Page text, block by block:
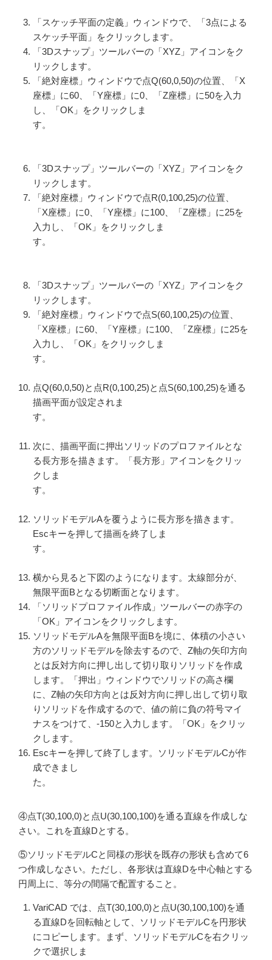
「スケッチ平面の定義」ウィンドウで、「3点による
スケッチ平面」をクリックします。
「3Dスナップ」ツールバーの「XYZ」アイコンをク
リックします。
「絶対座標」ウィンドウで点Q(60,0,50)の位置、「X
座標」に60、「Y座標」に0、「Z座標」に50を入力
し、「OK」をクリックしま
す。
「3Dスナップ」ツールバーの「XYZ」アイコンをク
リックします。
「絶対座標」ウィンドウで点R(0,100,25)の位置、
「X座標」に0、「Y座標」に100、「Z座標」に25を
入力し、「OK」をクリックしま
す。
「3Dスナップ」ツールバーの「XYZ」アイコンをク
リックします。
「絶対座標」ウィンドウで点S(60,100,25)の位置、
「X座標」に60、「Y座標」に100、「Z座標」に25を
入力し、「OK」をクリックしま
す。
点Q(60,0,50)と点R(0,100,25)と点S(60,100,25)を通る
描画平面が設定されま
す。
次に、描画平面に押出ソリッドのプロファイルとな
る長方形を描きます。「長方形」アイコンをクリッ
クしま
す。
ソリッドモデルAを覆うように長方形を描きます。
Escキーを押して描画を終了しま
す。
横から見ると下図のようになります。太線部分が、
無限平面Bとなる切断面となります。
「ソリッドプロファイル作成」ツールバーの赤字の
「OK」アイコンをクリックします。
ソリッドモデルAを無限平面Bを境に、体積の小さい
方のソリッドモデルを除去するので、Z軸の矢印方向
とは反対方向に押し出して切り取りソリッドを作成
します。「押出」ウィンドウでソリッドの高さ欄
に、Z軸の矢印方向とは反対方向に押し出して切り取
りソリッドを作成するので、値の前に負の符号マイ
ナスをつけて、-150と入力します。「OK」をクリッ
クします。
Escキーを押して終了します。ソリッドモデルCが作
成できまし
た。
④点T(30,100,0)と点U(30,100,100)を通る直線を作成しな
さい。これを直線Dとする。
⑤ソリッドモデルCと同様の形状を既存の形状も含めて6
つ作成しなさい。ただし、各形状は直線Dを中心軸とする
円周上に、等分の間隔で配置すること。
VariCAD では、点T(30,100,0)と点U(30,100,100)を通
る直線Dを回転軸として、ソリッドモデルCを円形状
にコピーします。まず、ソリッドモデルCを右クリッ
クで選択しま